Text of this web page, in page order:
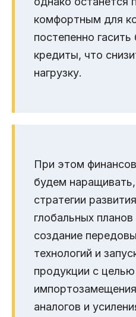
комфортным для
постепенно гасить
кредиты, что
нагрузку.
При этом
будем
стратегии
глобальных
создание
технологий и
продукции с целью
аналогов и